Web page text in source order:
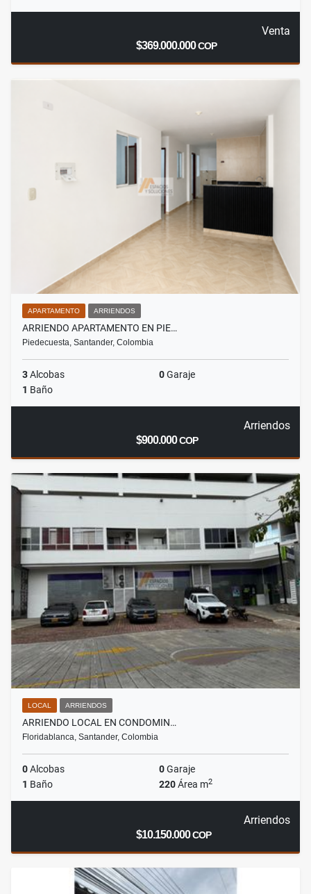
Venta
$369.000.000COP
APARTAMENTO ARRIENDOS
ARRIENDO APARTAMENTO EN PIE…
Piedecuesta, Santander, Colombia
3Alcobas 0Garaje
1 Baño
Arriendos
$900.000COP
LOCAL ARRIENDOS
ARRIENDO LOCAL EN CONDOMIN…
Floridablanca, Santander, Colombia
0Alcobas 0Garaje
1 Baño 220Área m2
Arriendos
$10.150.000COP